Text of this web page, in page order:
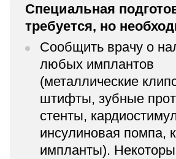
Специальная
требуется, но
Сообщить врачу о
любых имплантов
(металлические
штифты, зубные
стенты,
инсулиновая помпа,
импланты).